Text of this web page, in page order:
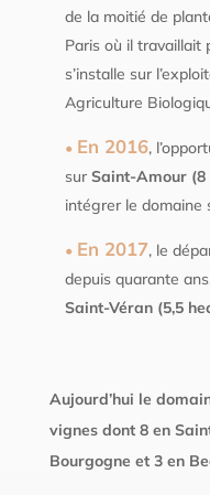
de la moitié de
Paris où il travaillait
s’installe sur
Agriculture
En 2016,
sur Saint-Amour (8
intégrer le domaine
En 2017, le
depuis quarante
Saint-Véran (5,5
Aujourd’hui le
vignes dont 8 en
Bourgogne et 3 en